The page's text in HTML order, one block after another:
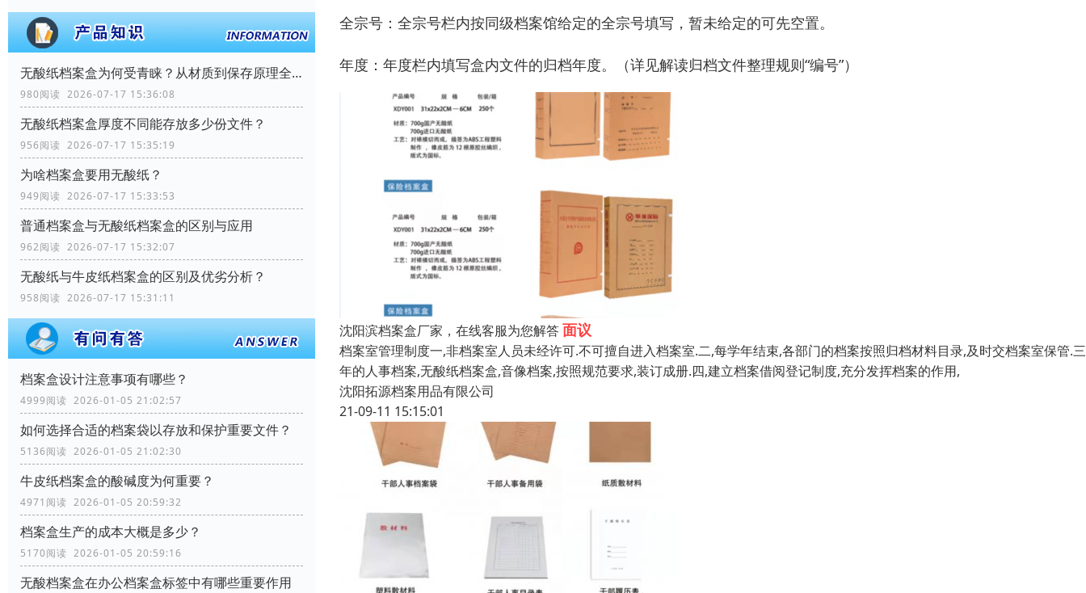
无酸纸档案盒为何受青睐？从材质到保存原理全解析
980阅读 2026-07-17 15:36:08
无酸纸档案盒厚度不同能存放多少份文件？
956阅读 2026-07-17 15:35:19
为啥档案盒要用无酸纸？
949阅读 2026-07-17 15:33:53
普通档案盒与无酸纸档案盒的区别与应用
962阅读 2026-07-17 15:32:07
无酸纸与牛皮纸档案盒的区别及优劣分析？
958阅读 2026-07-17 15:31:11
档案盒设计注意事项有哪些？
4999阅读 2026-01-05 21:02:57
如何选择合适的档案袋以存放和保护重要文件？
5136阅读 2026-01-05 21:02:30
牛皮纸档案盒的酸碱度为何重要？
4971阅读 2026-01-05 20:59:32
档案盒生产的成本大概是多少？
5170阅读 2026-01-05 20:59:16
无酸档案盒在办公档案盒标签中有哪些重要作用
全宗号：全宗号栏内按同级档案馆给定的全宗号填写，暂未给定的可先空置。
年度：年度栏内填写盒内文件的归档年度。（详见解读归档文件整理规则“编号”）
沈阳滨档案盒厂家，在线客服为您解答面议
档案室管理制度一,非档案室人员未经许可.不可擅自进入档案室.二,每学年结束,各部门的档案按照归档材料目录,及时交档案室保管.
年的人事档案,无酸纸档案盒,音像档案,按照规范要求,装订成册.四,建立档案借阅登记制度,充分发挥档案的作用,
沈阳拓源档案用品有限公司
21-09-11 15:15:01